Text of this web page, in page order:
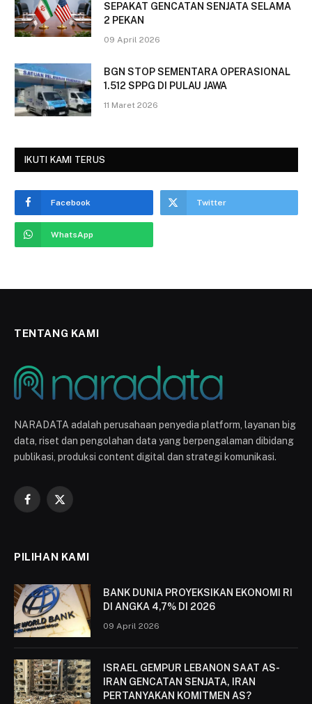
SEPAKAT GENCATAN SENJATA SELAMA
2 PEKAN
09 April 2026
BGN STOP SEMENTARA OPERASIONAL
1.512 SPPG DI PULAU JAWA
11 Maret 2026
IKUTI KAMI TERUS
Facebook Twitter
WhatsApp
TENTANG KAMI
NARADATA adalah perusahaan penyedia platform, layanan big
data, riset dan pengolahan data yang berpengalaman dibidang
publikasi, produksi content digital dan strategi komunikasi.
Facebook
X
PILIHAN KAMI
BANK DUNIA PROYEKSIKAN EKONOMI RI
DI ANGKA 4,7% DI 2026
09 April 2026
ISRAEL GEMPUR LEBANON SAAT AS-
IRAN GENCATAN SENJATA, IRAN
PERTANYAKAN KOMITMEN AS?